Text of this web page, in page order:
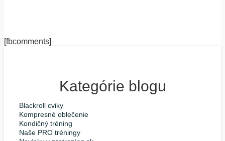
[fbcomments]
Kategórie blogu
Blackroll cviky
Kompresné oblečenie
Kondičný tréning
Naše PRO tréningy